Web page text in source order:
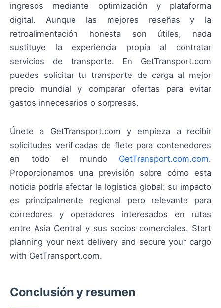
ingresos mediante optimización y plataforma
digital. Aunque las mejores reseñas y la
retroalimentación honesta son útiles, nada
sustituye la experiencia propia al contratar
servicios de transporte. En GetTransport.com
puedes solicitar tu transporte de carga al mejor
precio mundial y comparar ofertas para evitar
gastos innecesarios o sorpresas.
Únete a GetTransport.com y empieza a recibir
solicitudes verificadas de flete para contenedores
en todo el mundo GetTransport.com.com.
Proporcionamos una previsión sobre cómo esta
noticia podría afectar la logística global: su impacto
es principalmente regional pero relevante para
corredores y operadores interesados en rutas
entre Asia Central y sus socios comerciales. Start
planning your next delivery and secure your cargo
with GetTransport.com.
Conclusión y resumen